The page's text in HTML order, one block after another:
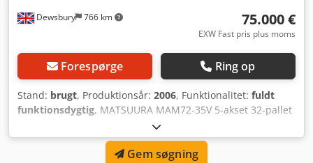
Dewsbury 766 km 75.000 €
EXW Fast pris plus moms
Forespørge Ring op
Stand: brugt, Produktionsår: 2006, Funktionalitet: fuldt
funktionsdygtig, MATSUURA MAM72-35V 5-akset 32-pallet
bearbejdningscenter G-TECH 16i styring Chsdpfx Asx U D
Twocyja 2006 maskine Leveres med 20 BT 40 værktøjer og 5
paller 15.000 omdr./min. spindel. £65.000 plus moms.
Gem søgning